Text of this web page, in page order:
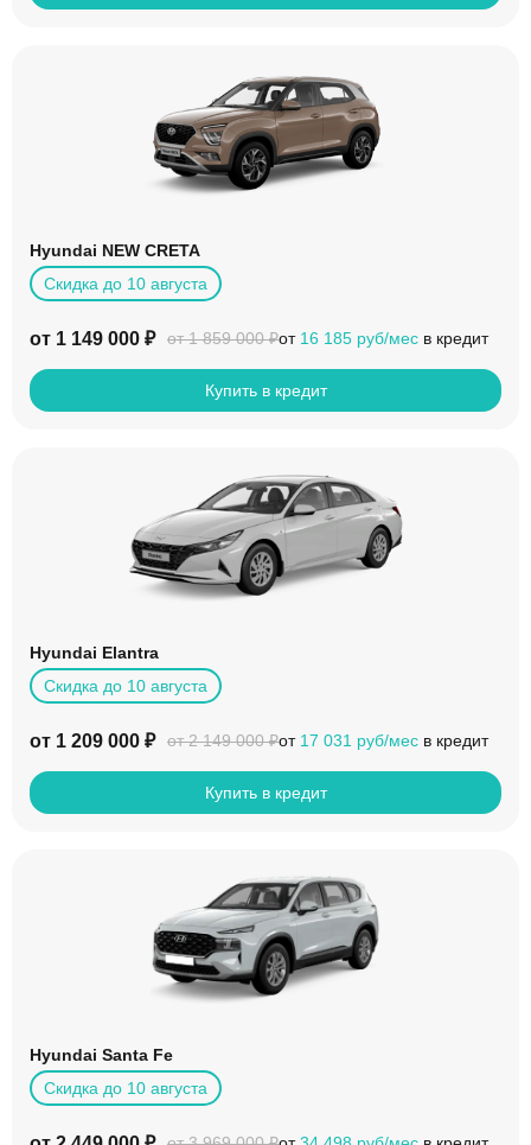
Hyundai NEW CRETA
Скидка до 10 августа
от 1 149 000 ₽ от 1 859 000 ₽от 16 185 руб/мес в кредит
Купить в кредит
Hyundai Elantra
Скидка до 10 августа
от 1 209 000 ₽ от 2 149 000 ₽от 17 031 руб/мес в кредит
Купить в кредит
Hyundai Santa Fe
Скидка до 10 августа